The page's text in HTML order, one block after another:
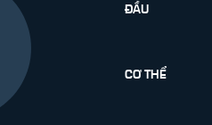
ĐẦU
CƠ THỂ